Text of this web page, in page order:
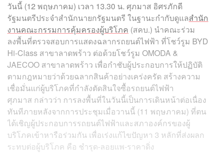
วันนี้ (12 พฤษภาคม) เวลา 13.30 น. ศุภมาส อิศรภักดี
รัฐมนตรีประจำสำนักนายกรัฐมนตรี ในฐานะกำกับดูแลสำนัก
งานคณะกรรมการคุ้มครองผู้บริโภค (สคบ.) นำคณะร่วม
ลงพื้นที่ตรวจสอบการแสดงฉลากรถยนต์ไฟฟ้า ที่โชว์รูม BYD
Hi-Class สาขาลาดพร้าว ต่อด้วยโชว์รูม OMODA &
JAECOO สาขาลาดพร้าว เพื่อกำชับผู้ประกอบการให้ปฏิบัติ
ตามกฎหมายว่าด้วยฉลากสินค้าอย่างเคร่งครัด สร้างความ
เชื่อมั่นแก่ผู้บริโภคที่กำลังตัดสินใจซื้อรถยนต์ไฟฟ้า
ศุภมาส กล่าวว่า การลงพื้นที่ในวันนี้เป็นการเดินหน้าต่อเนื่อง
ทันทีภายหลังจากการประชุมเมื่อวานนี้ (11 พฤษภาคม) ที่ตน
ได้เชิญผู้ประกอบการรถยนต์ไฟฟ้าและสภาองค์กรของผู้
บริโภคเข้าหารือร่วมกัน เพื่อเร่งแก้ไขปัญหา 3 หลักที่ส่งผลก
ระทบต่อผู้บริโภค คือ ชำรุด-ลอยแพ-ราคาดิ่ง